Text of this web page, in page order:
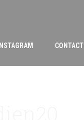
INSTAGRAM CONTACT